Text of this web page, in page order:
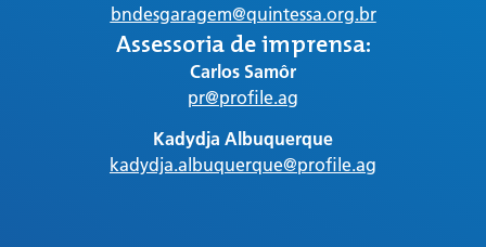
bndesgaragem@quintessa.org.br
Assessoria de imprensa:
Carlos Samôr
pr@profile.ag
Kadydja Albuquerque
kadydja.albuquerque@profile.ag